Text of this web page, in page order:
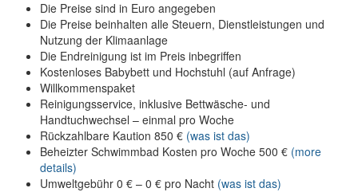
Die Preise sind in Euro angegeben
Die Preise beinhalten alle Steuern, Dienstleistungen und
Nutzung der Klimaanlage
Die Endreinigung ist im Preis inbegriffen
Kostenloses Babybett und Hochstuhl (auf Anfrage)
Willkommenspaket
Reinigungsservice, inklusive Bettwäsche- und
Handtuchwechsel – einmal pro Woche
Rückzahlbare Kaution 850 € (was ist das)
Beheizter Schwimmbad Kosten pro Woche 500 € (more
details)
Umweltgebühr 0 € – 0 € pro Nacht (was ist das)